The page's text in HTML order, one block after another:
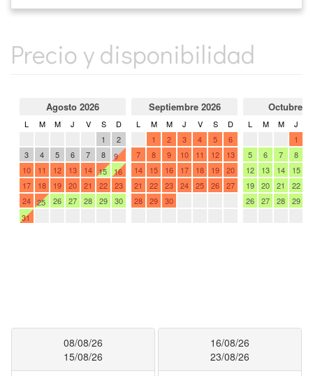
Precio y disponibilidad
08/08/26
15/08/26
16/08/26
23/08/26